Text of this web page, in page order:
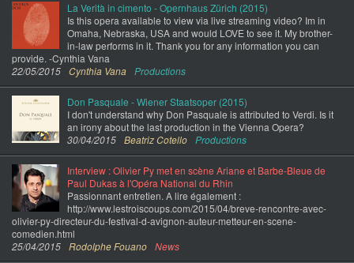
La Verità in cimento - Opernhaus Zürich (2015)
Is this opera available to view via live streaming video? Im in
Omaha, Nebraska, USA and would LOVE to see it. My brother-
in-law performs in it. Thank you for any information you can
provide. -Cynthia Vana
22/05/2015 Cynthia Vana Productions
Don Pasquale - Wiener Staatsoper (2015)
I don't understand why Don Pasquale is attributed to Verdi. Is it
an irony about the last production in the Vienna Opera?
30/04/2015 Beatriz Cotello Productions
Interview : Olivier Py met en scène Ariane et Barbe-Bleue de
Paul Dukas à l'Opéra National du Rhin
Passionnant entretien. A lire également :
http://www.lestroiscoups.com/2015/04/breve-rencontre-avec-
olivier-py-directeur-du-festival-d-avignon-auteur-metteur-en-scene-
comedien.html
25/04/2015 Rodolphe Fouano News